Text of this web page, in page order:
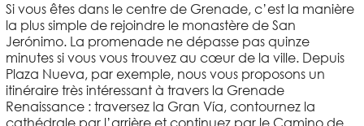
Si vous êtes dans le centre de Grenade, c’est la manière
la plus simple de rejoindre le monastère de San
Jerónimo. La promenade ne dépasse pas quinze
minutes si vous vous trouvez au cœur de la ville. Depuis
Plaza Nueva, par exemple, nous vous proposons un
itinéraire très intéressant à travers la Grenade
Renaissance : traversez la Gran Vía, contournez la